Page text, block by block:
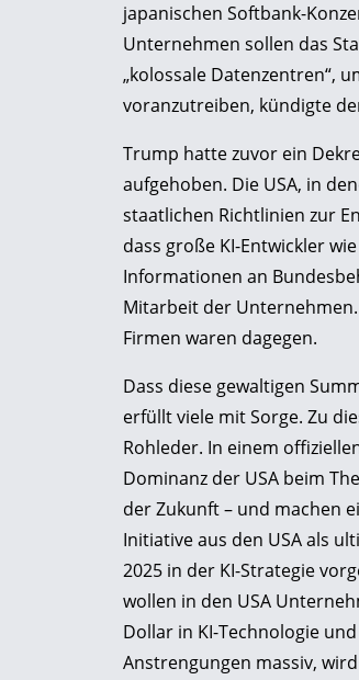
japanischen Softbank-
Unternehmen sollen das
„kolossale Datenzentren“,
voranzutreiben, kündigte
Trump hatte zuvor ein
aufgehoben. Die USA, in
staatlichen Richtlinien zur
dass große KI-Entwickler
Informationen an
Mitarbeit der
Firmen waren dagegen.
Dass diese gewaltigen
erfüllt viele mit Sorge. Zu
Rohleder. In einem
Dominanz der USA beim
der Zukunft – und machen
Initiative aus den USA als
2025 in der KI-Strategie
wollen in den USA
Dollar in KI-Technologie
Anstrengungen massiv,